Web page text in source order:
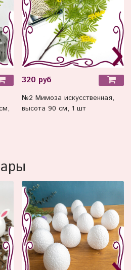
320 руб
№2 Мимоза искусственная,
высота 90 см, 1 шт